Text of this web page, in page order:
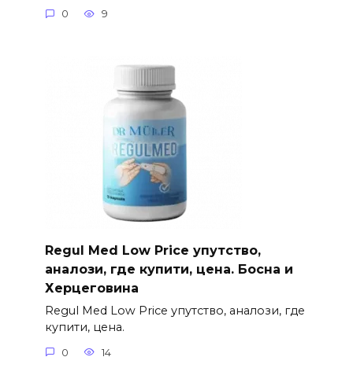
0 9
Regul Med Low Price упутство,
аналози, где купити, цена. Босна и
Херцеговина
Regul Med Low Price упутство, аналози, где
купити, цена.
0 14